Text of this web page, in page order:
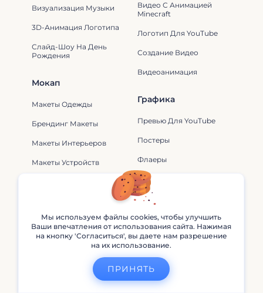
Мокап
Макеты Одежды
Брендинг Макеты
Макеты Интерьеров
Макеты Устройств
Графика
Превью Для YouTube
Постеры
Флаеры
Сторис В Instagram
Логотип
Логотипы Для Гейминга
Логотипы-Аватары
Логотипы Для YouTube
Логотипы Для Фильмов
Видео С Анимацией
Minecraft
Логотип Для YouTube
Создание Видео
Видеоанимация
Визуализация Музыки
3D-Анимация Логотипа
Слайд-Шоу На День
Рождения
Веб-Сайты Для
Художеств
Веб-Сайты Для Дизайна
Веб-Сайты Для Музыки
Мы используем файлы cookies, чтобы улучшить
Ваши впечатления от использования сайта. Нажимая
на кнопку 'Согласиться', вы даете нам разрешение
на их использование.
ПРИНЯТЬ